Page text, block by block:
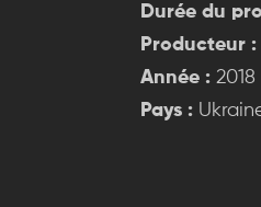
Durée du
Producteur :
Année : 2018
Pays :